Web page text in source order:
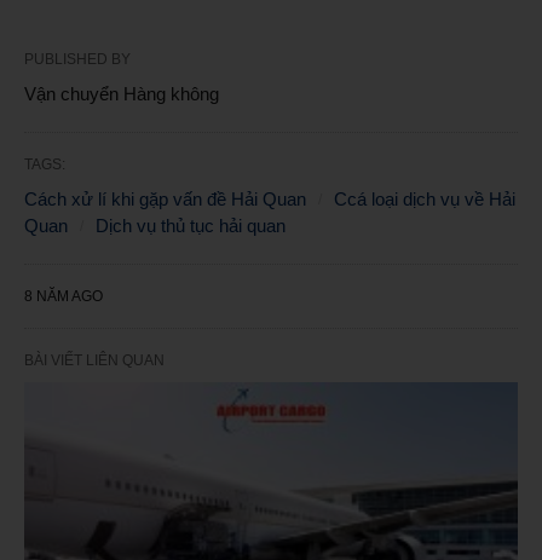
PUBLISHED BY
Vận chuyển Hàng không
TAGS:
Cách xử lí khi gặp vấn đề Hải Quan
Ccá loại dịch vụ về Hải
Quan
Dịch vụ thủ tục hải quan
8 NĂM AGO
BÀI VIẾT LIÊN QUAN